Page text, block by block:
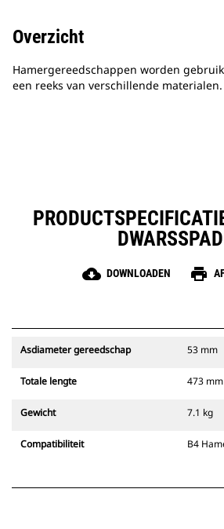
Overzicht
Hamergereedschappen worden
een reeks van verschillende materialen.
cloud_download DOWNLOADEN print
Asdiameter gereedschap 53 mm
Totale lengte 473 mm
Gewicht 7.1 kg
Compatibiliteit B4